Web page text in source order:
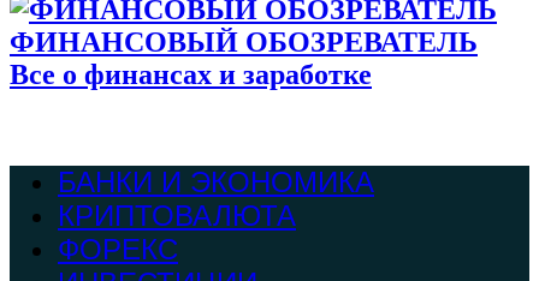
ФИНАНСОВЫЙ ОБОЗРЕВАТЕЛЬ
Все о финансах и заработке
БАНКИ И ЭКОНОМИКА
КРИПТОВАЛЮТА
ФОРЕКС